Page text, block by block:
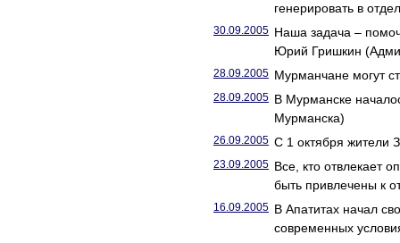
генерировать в
30.09.2005 Наша задача –
Юрий Гришкин
28.09.2005 Мурманчане могут
28.09.2005 В Мурманске
Мурманска)
26.09.2005 С 1 октября жители
23.09.2005 Все, кто отвлекает
быть привлечены к
16.09.2005 В Апатитах начал
современных